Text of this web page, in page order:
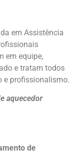
em Assistência
em equipe,
e tratam todos
e profissionalismo.
aquecedor
de